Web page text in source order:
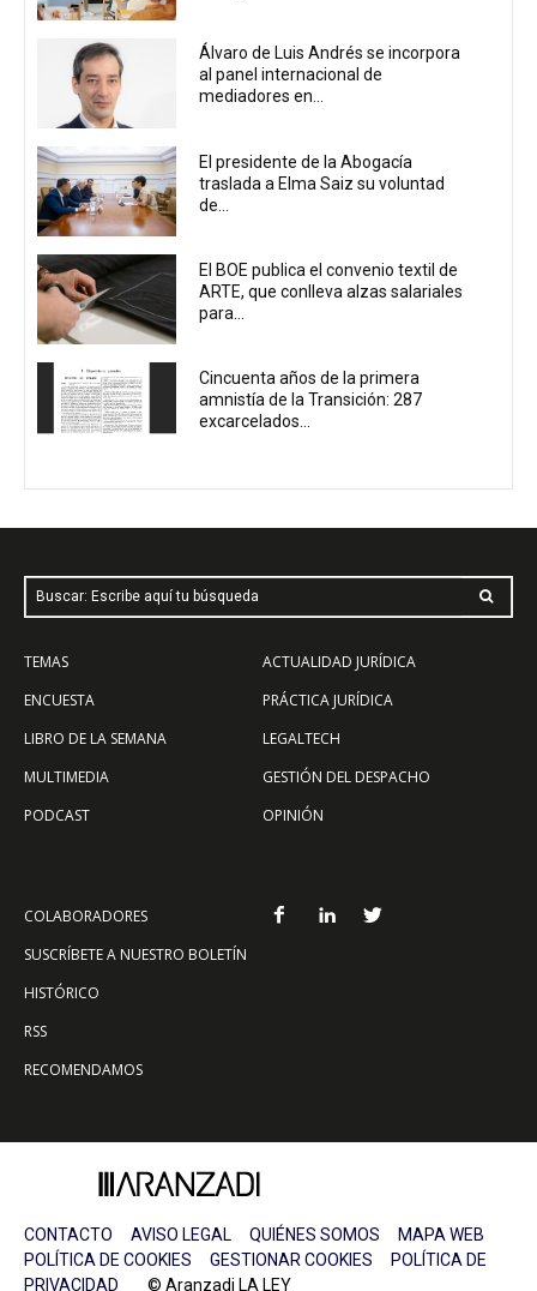
Álvaro de Luis Andrés se incorpora
al panel internacional de
mediadores en...
El presidente de la Abogacía
traslada a Elma Saiz su voluntad
de...
El BOE publica el convenio textil de
ARTE, que conlleva alzas salariales
para...
Cincuenta años de la primera
amnistía de la Transición: 287
excarcelados...
Buscar: Escribe aquí tu búsqueda
TEMAS
ENCUESTA
LIBRO DE LA SEMANA
MULTIMEDIA
PODCAST
ACTUALIDAD JURÍDICA
PRÁCTICA JURÍDICA
LEGALTECH
GESTIÓN DEL DESPACHO
OPINIÓN
COLABORADORES
SUSCRÍBETE A NUESTRO BOLETÍN
HISTÓRICO
RSS
RECOMENDAMOS
CONTACTO AVISO LEGAL QUIÉNES SOMOS
MAPA WEB
POLÍTICA DE COOKIES
GESTIONAR COOKIES
POLÍTICA DE
PRIVACIDAD © Aranzadi LA LEY